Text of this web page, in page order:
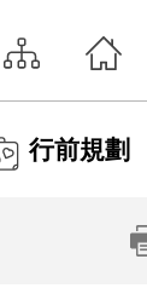
行前規劃